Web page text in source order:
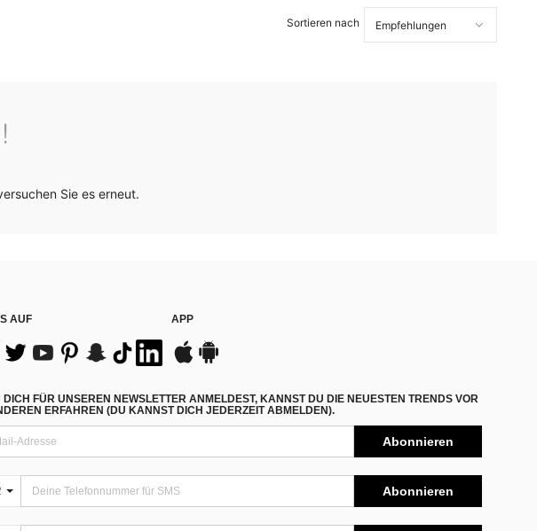
Sortieren nach
Sie es erneut.
AUF APP
DICH FÜR UNSEREN NEWSLETTER ANMELDEST, KANNST DU DIE NEUESTEN TRENDS VOR
ERFAHREN (DU KANNST DICH JEDERZEIT ABMELDEN).
Abonnieren
Abonnieren